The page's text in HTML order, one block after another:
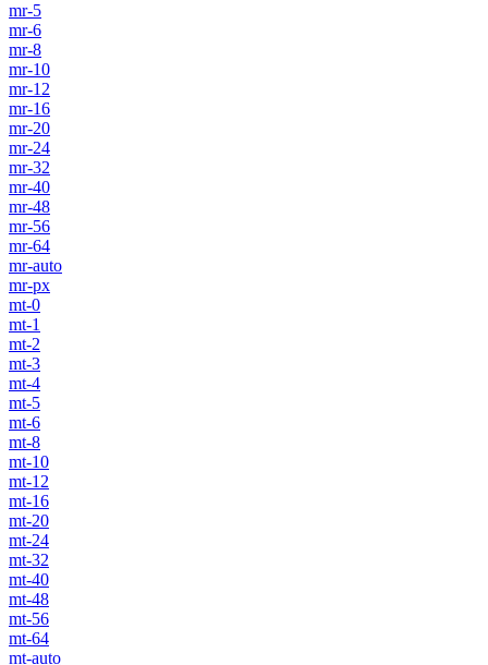
mr-5
mr-6
mr-8
mr-10
mr-12
mr-16
mr-20
mr-24
mr-32
mr-40
mr-48
mr-56
mr-64
mr-auto
mr-px
mt-0
mt-1
mt-2
mt-3
mt-4
mt-5
mt-6
mt-8
mt-10
mt-12
mt-16
mt-20
mt-24
mt-32
mt-40
mt-48
mt-56
mt-64
mt-auto